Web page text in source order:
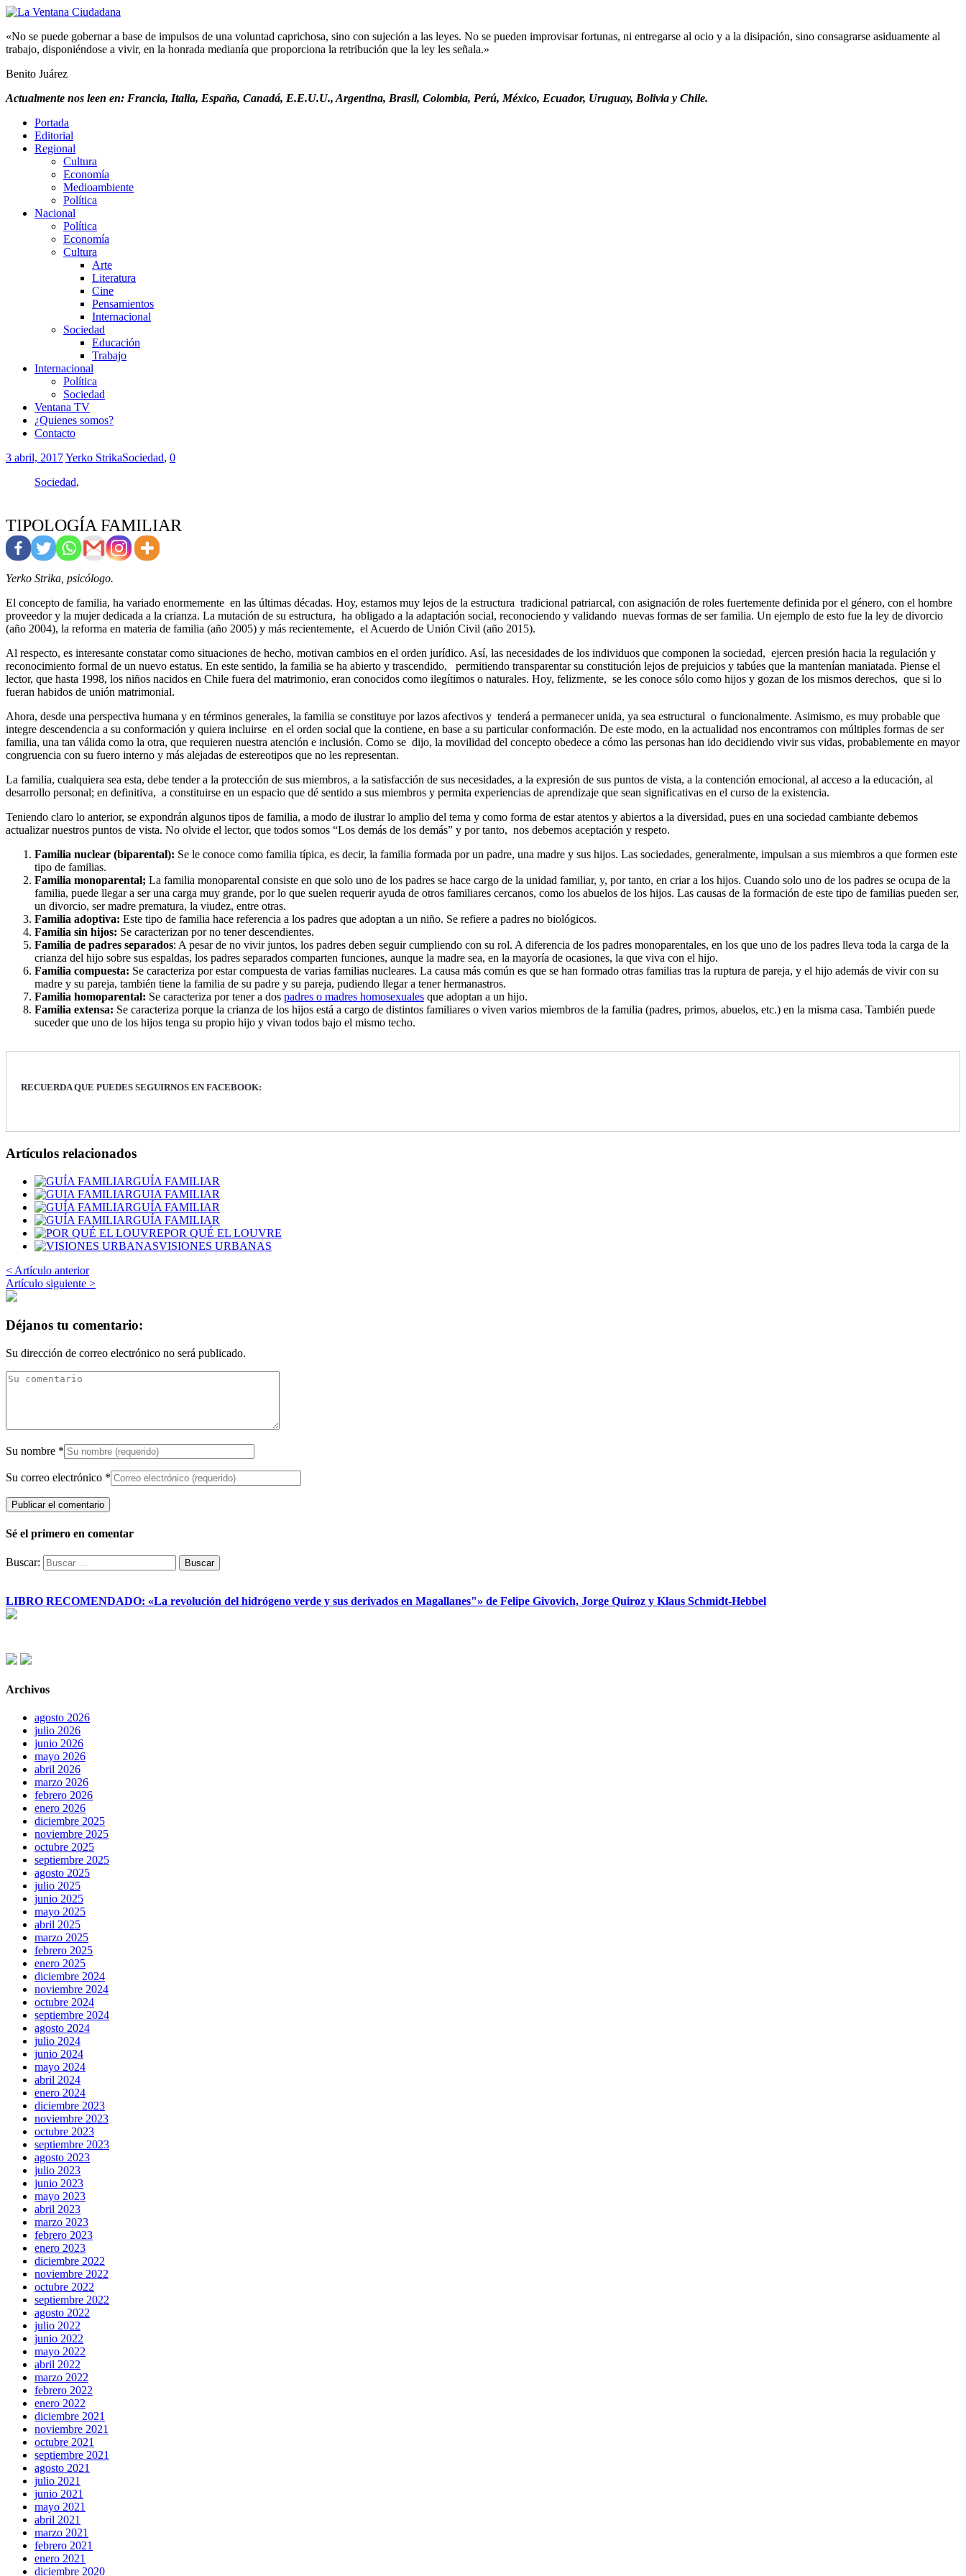
«No se puede gobernar a base de impulsos de una voluntad caprichosa, sino con sujeción a las leyes. No se pueden improvisar fortunas, ni entregarse al ocio y a la disipación, sino consagrarse asiduamente al
trabajo, disponiéndose a vivir, en la honrada medianía que proporciona la retribución que la ley les señala.»
Benito Juárez
Actualmente nos leen en: Francia, Italia, España, Canadá, E.E.U.U., Argentina, Brasil, Colombia, Perú, México, Ecuador, Uruguay, Bolivia y Chile.
Portada
Editorial
Regional
Cultura
Economía
Medioambiente
Política
Nacional
Política
Economía
Cultura
Arte
Literatura
Cine
Pensamientos
Internacional
Sociedad
Educación
Trabajo
Internacional
Política
Sociedad
Ventana TV
¿Quienes somos?
Contacto
3 abril, 2017Yerko StrikaSociedad, 0
Sociedad,
TIPOLOGÍA FAMILIAR
Yerko Strika, psicólogo.
El concepto de familia, ha variado enormemente en las últimas décadas. Hoy, estamos muy lejos de la estructura tradicional patriarcal, con asignación de roles fuertemente definida por el género, con el hombre
proveedor y la mujer dedicada a la crianza. La mutación de su estructura, ha obligado a la adaptación social, reconociendo y validando nuevas formas de ser familia. Un ejemplo de esto fue la ley de divorcio
(año 2004), la reforma en materia de familia (año 2005) y más recientemente, el Acuerdo de Unión Civil (año 2015).
Al respecto, es interesante constatar como situaciones de hecho, motivan cambios en el orden jurídico. Así, las necesidades de los individuos que componen la sociedad, ejercen presión hacia la regulación y
reconocimiento formal de un nuevo estatus. En este sentido, la familia se ha abierto y trascendido, permitiendo transparentar su constitución lejos de prejuicios y tabúes que la mantenían maniatada. Piense el
lector, que hasta 1998, los niños nacidos en Chile fuera del matrimonio, eran conocidos como ilegítimos o naturales. Hoy, felizmente, se les conoce sólo como hijos y gozan de los mismos derechos, que si lo
fueran habidos de unión matrimonial.
Ahora, desde una perspectiva humana y en términos generales, la familia se constituye por lazos afectivos y tenderá a permanecer unida, ya sea estructural o funcionalmente. Asimismo, es muy probable que
integre descendencia a su conformación y quiera incluirse en el orden social que la contiene, en base a su particular conformación. De este modo, en la actualidad nos encontramos con múltiples formas de ser
familia, una tan válida como la otra, que requieren nuestra atención e inclusión. Como se dijo, la movilidad del concepto obedece a cómo las personas han ido decidiendo vivir sus vidas, probablemente en mayor
congruencia con su fuero interno y más alejadas de estereotipos que no les representan.
La familia, cualquiera sea esta, debe tender a la protección de sus miembros, a la satisfacción de sus necesidades, a la expresión de sus puntos de vista, a la contención emocional, al acceso a la educación, al
desarrollo personal; en definitiva, a constituirse en un espacio que dé sentido a sus miembros y permita experiencias de aprendizaje que sean significativas en el curso de la existencia.
Teniendo claro lo anterior, se expondrán algunos tipos de familia, a modo de ilustrar lo amplio del tema y como forma de estar atentos y abiertos a la diversidad, pues en una sociedad cambiante debemos
actualizar nuestros puntos de vista. No olvide el lector, que todos somos “Los demás de los demás” y por tanto, nos debemos aceptación y respeto.
Familia nuclear (biparental): Se le conoce como familia típica, es decir, la familia formada por un padre, una madre y sus hijos. Las sociedades, generalmente, impulsan a sus miembros a que formen este
tipo de familias.
Familia monoparental; La familia monoparental consiste en que solo uno de los padres se hace cargo de la unidad familiar, y, por tanto, en criar a los hijos. Cuando solo uno de los padres se ocupa de la
familia, puede llegar a ser una carga muy grande, por lo que suelen requerir ayuda de otros familiares cercanos, como los abuelos de los hijos. Las causas de la formación de este tipo de familias pueden ser,
un divorcio, ser madre prematura, la viudez, entre otras.
Familia adoptiva: Este tipo de familia hace referencia a los padres que adoptan a un niño. Se refiere a padres no biológicos.
Familia sin hijos: Se caracterizan por no tener descendientes.
Familia de padres separados: A pesar de no vivir juntos, los padres deben seguir cumpliendo con su rol. A diferencia de los padres monoparentales, en los que uno de los padres lleva toda la carga de la
crianza del hijo sobre sus espaldas, los padres separados comparten funciones, aunque la madre sea, en la mayoría de ocasiones, la que viva con el hijo.
Familia compuesta: Se caracteriza por estar compuesta de varias familias nucleares. La causa más común es que se han formado otras familias tras la ruptura de pareja, y el hijo además de vivir con su
madre y su pareja, también tiene la familia de su padre y su pareja, pudiendo llegar a tener hermanastros.
Familia homoparental: Se caracteriza por tener a dos padres o madres homosexuales que adoptan a un hijo.
Familia extensa: Se caracteriza porque la crianza de los hijos está a cargo de distintos familiares o viven varios miembros de la familia (padres, primos, abuelos, etc.) en la misma casa. También puede
suceder que uno de los hijos tenga su propio hijo y vivan todos bajo el mismo techo.
RECUERDA QUE PUEDES SEGUIRNOS EN FACEBOOK:
Artículos relacionados
GUÍA FAMILIAR
GUIA FAMILIAR
GUÍA FAMILIAR
GUÍA FAMILIAR
POR QUÉ EL LOUVRE
VISIONES URBANAS
< Artículo anterior
Artículo siguiente >
Déjanos tu comentario:
Su dirección de correo electrónico no será publicado.
Su nombre *
Su correo electrónico *
Sé el primero en comentar
Buscar:
LIBRO RECOMENDADO: «La revolución del hidrógeno verde y sus derivados en Magallanes"» de Felipe Givovich, Jorge Quiroz y Klaus Schmidt-Hebbel
Archivos
agosto 2026
julio 2026
junio 2026
mayo 2026
abril 2026
marzo 2026
febrero 2026
enero 2026
diciembre 2025
noviembre 2025
octubre 2025
septiembre 2025
agosto 2025
julio 2025
junio 2025
mayo 2025
abril 2025
marzo 2025
febrero 2025
enero 2025
diciembre 2024
noviembre 2024
octubre 2024
septiembre 2024
agosto 2024
julio 2024
junio 2024
mayo 2024
abril 2024
enero 2024
diciembre 2023
noviembre 2023
octubre 2023
septiembre 2023
agosto 2023
julio 2023
junio 2023
mayo 2023
abril 2023
marzo 2023
febrero 2023
enero 2023
diciembre 2022
noviembre 2022
octubre 2022
septiembre 2022
agosto 2022
julio 2022
junio 2022
mayo 2022
abril 2022
marzo 2022
febrero 2022
enero 2022
diciembre 2021
noviembre 2021
octubre 2021
septiembre 2021
agosto 2021
julio 2021
junio 2021
mayo 2021
abril 2021
marzo 2021
febrero 2021
enero 2021
diciembre 2020